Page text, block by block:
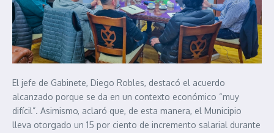
El jefe de Gabinete, Diego Robles, destacó el acuerdo
alcanzado porque se da en un contexto económico “muy
difícil”. Asimismo, aclaró que, de esta manera, el Municipio
lleva otorgado un 15 por ciento de incremento salarial durante